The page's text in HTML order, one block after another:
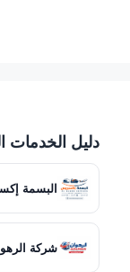
دليل الخدمات
البسمة
شركة